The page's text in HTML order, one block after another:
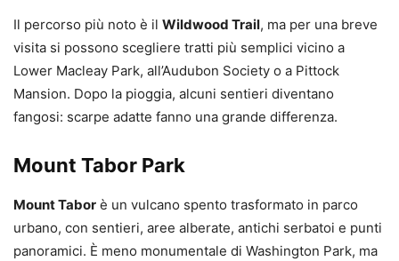
Il percorso più noto è il Wildwood Trail, ma per una breve
visita si possono scegliere tratti più semplici vicino a
Lower Macleay Park, all’Audubon Society o a Pittock
Mansion. Dopo la pioggia, alcuni sentieri diventano
fangosi: scarpe adatte fanno una grande differenza.
Mount Tabor Park
Mount Tabor è un vulcano spento trasformato in parco
urbano, con sentieri, aree alberate, antichi serbatoi e punti
panoramici. È meno monumentale di Washington Park, ma